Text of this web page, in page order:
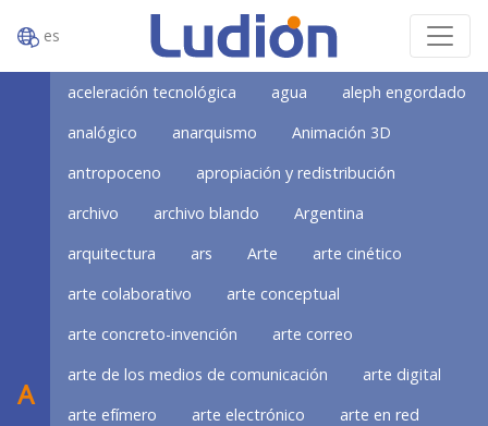
es
A
aceleración tecnológica agua
aleph engordado
analógico
anarquismo
Animación 3D
antropoceno
apropiación y redistribución
archivo
archivo blando
Argentina
arquitectura
ars Arte
arte cinético
arte colaborativo
arte conceptual
arte concreto-invención
arte correo
arte de los medios de comunicación
arte digital
arte efímero
arte electrónico
arte en red